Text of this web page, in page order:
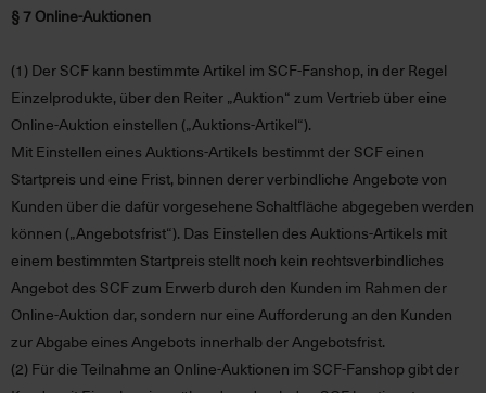
§ 7 Online-Auktionen
(1) Der SCF kann bestimmte Artikel im SCF-Fanshop, in der Regel
Einzelprodukte, über den Reiter „Auktion“ zum Vertrieb über eine
Online-Auktion einstellen („Auktions-Artikel“).
Mit Einstellen eines Auktions-Artikels bestimmt der SCF einen
Startpreis und eine Frist, binnen derer verbindliche Angebote von
Kunden über die dafür vorgesehene Schaltfläche abgegeben werden
können („Angebotsfrist“). Das Einstellen des Auktions-Artikels mit
einem bestimmten Startpreis stellt noch kein rechtsverbindliches
Angebot des SCF zum Erwerb durch den Kunden im Rahmen der
Online-Auktion dar, sondern nur eine Aufforderung an den Kunden
zur Abgabe eines Angebots innerhalb der Angebotsfrist.
(2) Für die Teilnahme an Online-Auktionen im SCF-Fanshop gibt der